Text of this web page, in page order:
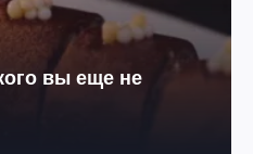
вы еще не